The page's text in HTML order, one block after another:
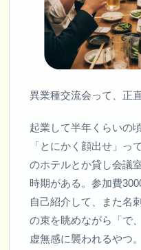
異業種交流会って、正
起業して半年くらいの
「とにかく顔出せ」っ
のホテルとか貸し会議
時期がある。参加費
自己紹介して、また名
の束を眺めながら「で
虚無感に襲われるやつ